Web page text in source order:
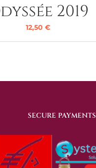
2019
12,50 €
SECURE PAYMENTS